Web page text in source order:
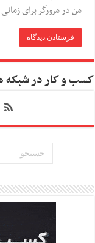
من در مرورگر برای
کسب و کار در شبکه